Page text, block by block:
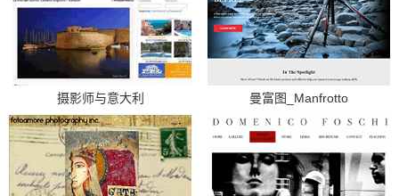
摄影师与意大利 曼富图_Manfrotto